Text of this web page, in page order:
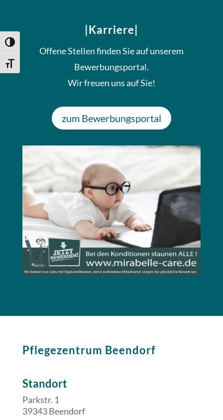
Umschalten auf hohe Kontraste
Schrift vergrößern
|Karriere|
Offene Stellen finden Sie auf unserem
Bewerbungsportal.
Wir freuen uns auf Sie!
zum Bewerbungsportal
Pflegezentrum Beendorf
Standort
Parkstr. 1
39343 Beendorf